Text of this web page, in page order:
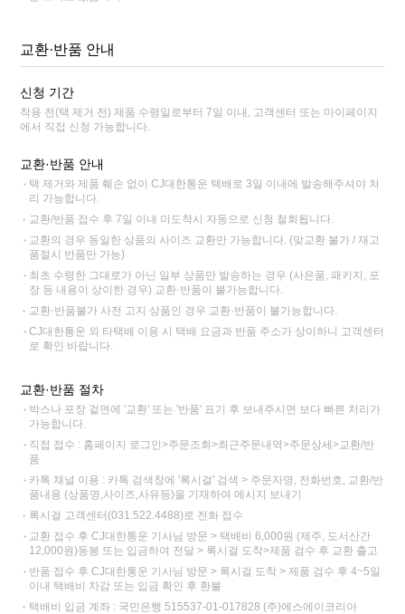
교환·반품 안내
신청 기간
착용 전(택 제거 전) 제품 수령일로부터 7일 이내, 고객센터 또는 마이페이지
에서 직접 신청 가능합니다.
교환·반품 안내
택 제거와 제품 훼손 없이 CJ대한통운 택배로 3일 이내에 발송해주셔야 처
리 가능합니다.
교환/반품 접수 후 7일 이내 미도착시 자동으로 신청 철회됩니다.
교환의 경우 동일한 상품의 사이즈 교환만 가능합니다. (맞교환 불가 / 재고
품절시 반품만 가능)
최초 수령한 그대로가 아닌 일부 상품만 발송하는 경우 (사은품, 패키지, 포
장 등 내용이 상이한 경우) 교환·반품이 불가능합니다.
교환·반품불가 사전 고지 상품인 경우 교환·반품이 불가능합니다.
CJ대한통운 외 타택배 이용 시 택배 요금과 반품 주소가 상이하니 고객센터
로 확인 바랍니다.
교환·반품 절차
박스나 포장 겉면에 '교환' 또는 '반품' 표기 후 보내주시면 보다 빠른 처리가
가능합니다.
직접 접수 : 홈페이지 로그인>주문조회>최근주문내역>주문상세>교환/반
품
카톡 채널 이용 : 카톡 검색창에 '록시걸' 검색 > 주문자명, 전화번호, 교환/반
품내용 (상품명,사이즈,사유등)을 기재하여 메시지 보내기
록시걸 고객센터(031.522.4488)로 전화 접수
교환 접수 후 CJ대한통운 기사님 방문 > 택배비 6,000원 (제주, 도서산간
12,000원)동봉 또는 입금하여 전달 > 록시걸 도착>제품 검수 후 교환 출고
반품 접수 후 CJ대한통운 기사님 방문 > 록시걸 도착 > 제품 검수 후 4~5일
이내 택배비 차감 또는 입금 확인 후 환불
택배비 입금 계좌 : 국민은행 515537-01-017828 (주)에스에이코리아